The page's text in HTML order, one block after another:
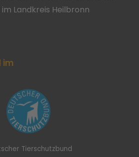
Landkreis Heilbronn
im
Tierschutzbund